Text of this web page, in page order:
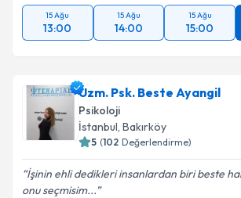
15 Ağu
13:00
15 Ağu
14:00
15 Ağu
15:00
Uzm. Psk. Beste Ayangil
Psikoloji
İstanbul, Bakırköy
5 (102 Değerlendirme)
İşinin ehli dedikleri insanlardan biri beste
onu seçmisim...